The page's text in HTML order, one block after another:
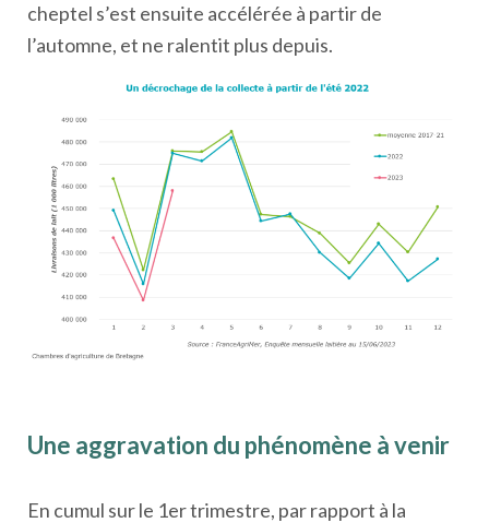
cheptel s’est ensuite accélérée à partir de
l’automne, et ne ralentit plus depuis.
Une aggravation du phénomène à venir
En cumul sur le 1ertrimestre, par rapport à la